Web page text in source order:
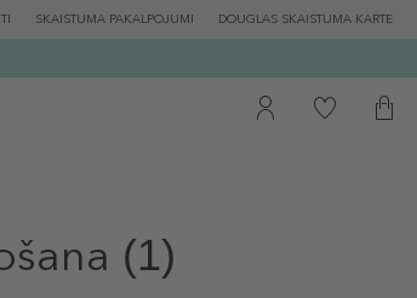
SKAISTUMA PAKALPOJUMI DOUGLAS SKAISTUMA KARTE
(1)